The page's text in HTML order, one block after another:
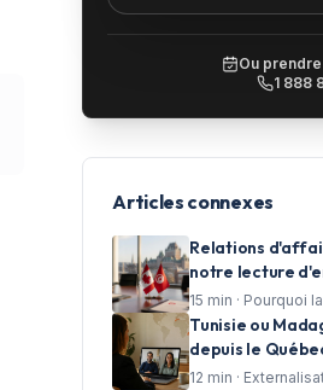
Ou
1 888
Articles connexes
Relations
notre lecture
investi à Tunis
15 min · Pourquoi
Tunisie ou
depuis le
12 min ·